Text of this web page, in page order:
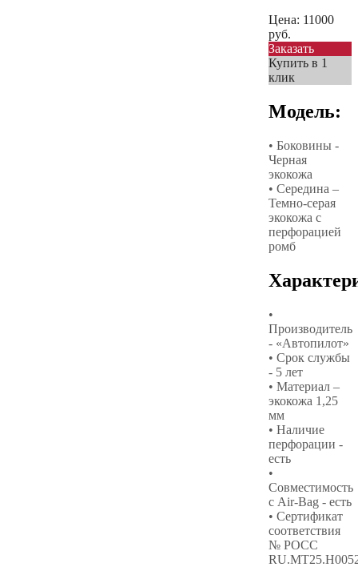
Цена: 11000
руб.
Заказать
Купить в 1
клик
Модель:
• Боковины -
Черная
экокожа
• Середина –
Темно-серая
экокожа с
перфорацией
ромб
•
Производитель
- «Автопилот»
• Срок службы
- 5 лет
• Материал –
экокожа 1,25
мм
• Наличие
перфорации -
есть
•
Совместимость
с Air-Bag - есть
• Сертификат
соответствия
№ РОСС